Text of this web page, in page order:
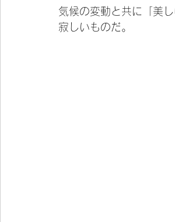
気候の変動と共に「美
寂しいものだ。